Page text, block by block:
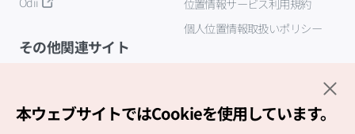
位置情報サービス利用規約
個人位置情報取扱いポリシー
その他関連サイト
本ウェブサイトではCookieを使用しています。